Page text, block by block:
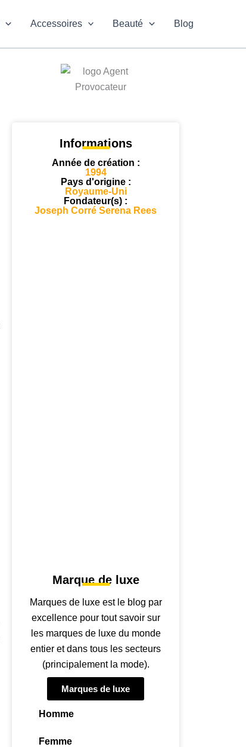
Accessoires Beauté Blog
Informations
Année de création :
1994
Pays d'origine :
Royaume-Uni
Fondateur(s) :
Joseph Corré Serena Rees
Marque de luxe
Marques de luxe est le blog par
excellence pour tout savoir sur
les marques de luxe du monde
entier et dans tous les secteurs
(principalement la mode).
Marques de luxe
Homme
Femme